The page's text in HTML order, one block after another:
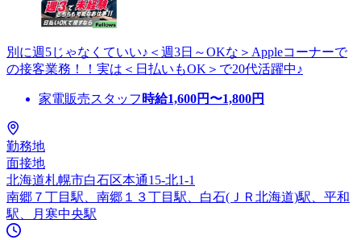
別に週5じゃなくていい♪＜週3日～OKな＞Appleコーナーで
の接客業務！！実は＜日払いもOK＞で20代活躍中♪
家電販売スタッフ 時給1,600円〜1,800円
勤務地
面接地
北海道札幌市白石区本通15-北1-1
南郷７丁目駅、南郷１３丁目駅、白石(ＪＲ北海道)駅、平和
駅、月寒中央駅